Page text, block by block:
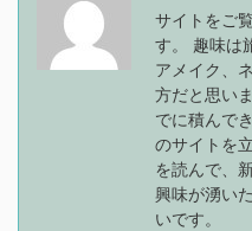
サイトをご
す。 趣味は
アメイク、
方だと思い
でに積んで
のサイトを
を読んで、
興味が湧い
いです。